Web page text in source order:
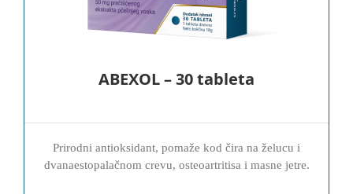
ABEXOL – 30 tableta
Prirodni antioksidant, pomaže kod čira na želucu i
dvanaestopalačnom crevu, osteoartritisa i masne jetre.